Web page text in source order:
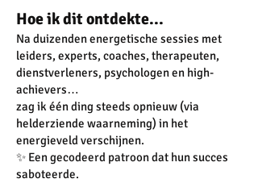
Hoe ik dit ontdekte...
Na duizenden energetische sessies met
leiders, experts, coaches, therapeuten,
dienstverleners, psychologen en high-
achievers…
zag ik één ding steeds opnieuw (via
helderziende waarneming) in het
energieveld verschijnen.
✨ Een gecodeerd patroon dat hun succes
saboteerde.